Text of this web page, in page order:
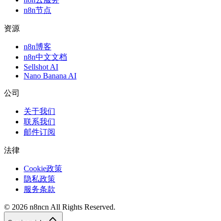
n8n节点
资源
n8n博客
n8n中文文档
Sellshot AI
Nano Banana AI
公司
关于我们
联系我们
邮件订阅
法律
Cookie政策
隐私政策
服务条款
© 2026 n8ncn All Rights Reserved.